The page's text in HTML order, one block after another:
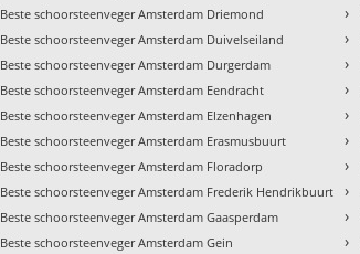
Beste schoorsteenveger Amsterdam Driemond
Beste schoorsteenveger Amsterdam Duivelseiland
Beste schoorsteenveger Amsterdam Durgerdam
Beste schoorsteenveger Amsterdam Eendracht
Beste schoorsteenveger Amsterdam Elzenhagen
Beste schoorsteenveger Amsterdam Erasmusbuurt
Beste schoorsteenveger Amsterdam Floradorp
Beste schoorsteenveger Amsterdam Frederik Hendrikbuurt
Beste schoorsteenveger Amsterdam Gaasperdam
Beste schoorsteenveger Amsterdam Gein
›
›
›
›
›
›
›
›
›
›